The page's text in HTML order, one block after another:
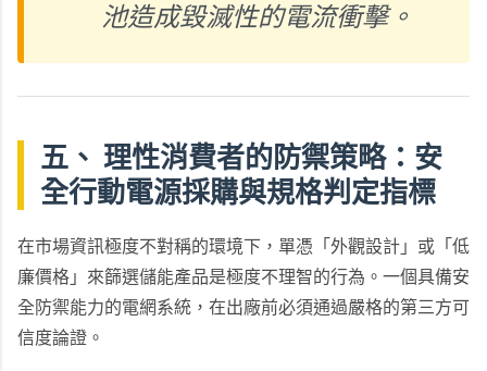
池造成毀滅性的電流衝擊。
五、 理性消費者的防禦策略：安
全行動電源採購與規格判定指標
在市場資訊極度不對稱的環境下，單憑「外觀設計」或「低
廉價格」來篩選儲能產品是極度不理智的行為。一個具備安
全防禦能力的電網系統，在出廠前必須通過嚴格的第三方可
信度論證。